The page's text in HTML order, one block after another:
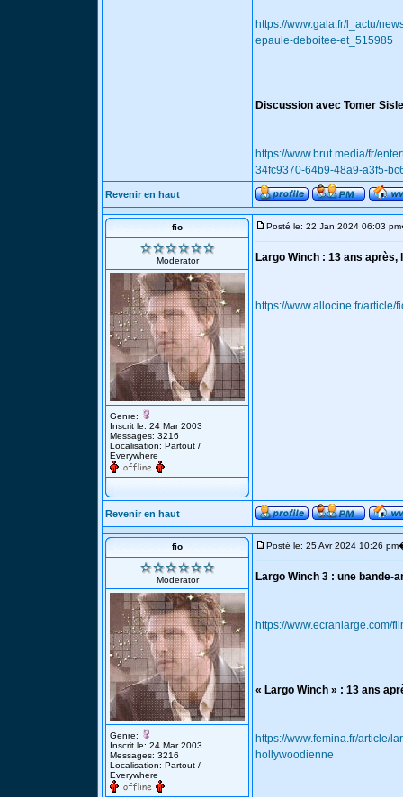
https://www.gala.fr/l_actu/
epaule-deboitee-et_515985
Discussion avec Tomer
https://www.brut.media/fr/
34fc9370-64b9-48a9-a3f5-
Revenir en haut
fio
Moderator
Genre:
Inscrit le: 24 Mar 2003
Messages: 3216
Localisation: Partout /
Everywhere
Posté le: 22 Jan 2024 06:03 pm
Largo Winch : 13 ans
https://www.allocine.fr/
Revenir en haut
fio
Moderator
Genre:
Inscrit le: 24 Mar 2003
Messages: 3216
Localisation: Partout /
Everywhere
Posté le: 25 Avr 2024 10:26 pm
Largo Winch 3 : une bande-
https://www.ecranlarge.com/
« Largo Winch » : 13 ans
https://www.femina.fr/article/
hollywoodienne